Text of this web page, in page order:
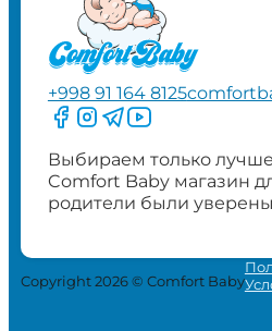
+998 91 164 8125
Следите за нами на
Следите за нами в
Следите за нами в
Следите за
Выбираем только
Comfort Baby магазин
родители были
Copyright 2026 © Comfort Baby